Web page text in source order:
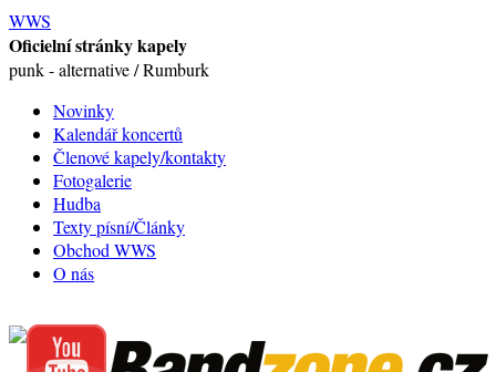
WWS
Oficielní stránky kapely
punk - alternative / Rumburk
Novinky
Kalendář koncertů
Členové kapely/kontakty
Fotogalerie
Hudba
Texty písní/Články
Obchod WWS
O nás